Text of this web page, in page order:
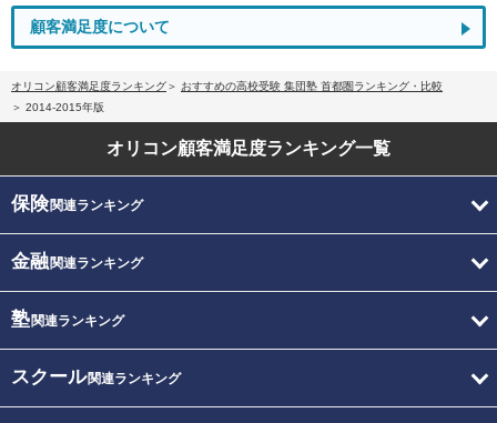
顧客満足度について
オリコン顧客満足度ランキング
おすすめの高校受験 集団塾 首都圏ランキング・比較
2014-2015年版
オリコン顧客満足度ランキング一覧
保険関連ランキング
金融関連ランキング
塾関連ランキング
スクール関連ランキング